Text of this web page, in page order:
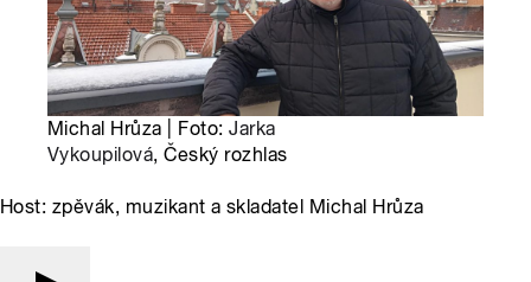
Michal Hrůza | Foto:Jarka
Vykoupilová, Český rozhlas
Host: zpěvák, muzikant a skladatel Michal Hrůza